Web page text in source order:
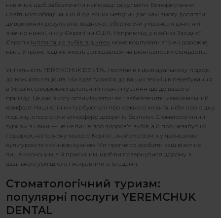
навички, щоб забезпечити найкращі результати. Використання
новітнього обладнання й сучасних методик дає нам змогу досягати
дивовижних результатів, водночас зберігаючи українські ціни, які
значно нижчі, ніж у Європі чи США. Наприклад, у країнах Західної
Європи імплантація зубів під ключ може коштувати втричі дорожче,
ніж в Україні, тоді як якість залишається на рівні світових стандартів.
Унікальність YEREMCHUK DENTAL полягає в індивідуальному підході
до кожного пацієнта. Ми адаптуємося до ваших термінів перебування
в Україні, створюючи детальний план лікування ще до вашого
приїзду. Це дає змогу оптимізувати час і забезпечити максимальний
комфорт. Наші клініки турбуються про кожного клієнта, ніби про рідну
людину, створюючи атмосферу довіри та безпеки. Стоматологічний
туризм з нами — це не лише про здоров’я зубів, а й про незабутню
подорож, наповнену красою Карпат, знайомством з українською
культурою та смачною кухнею. Ми прагнемо зробити ваш візит не
лише корисним, а й приємним, щоб ви повернулися додому з
ідеальною усмішкою і яскравими спогадами.
Стоматологічний туризм:
популярні послуги YEREMCHUK
DENTAL